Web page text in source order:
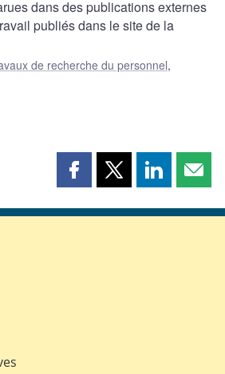
dans des publications externes
publiés dans le site de la
de recherche du personnel,
Partager
page
Partager
page
Partager
page page